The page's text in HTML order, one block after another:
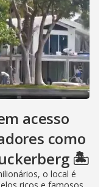
acesso
como
🏝️
o local é